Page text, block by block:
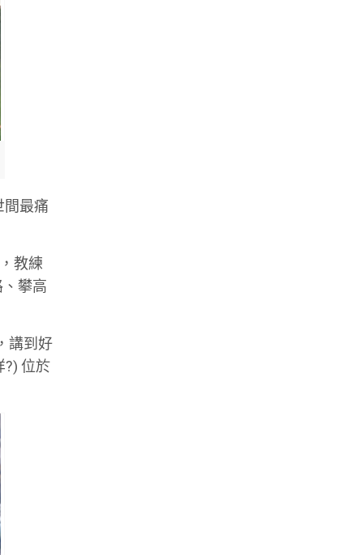
間最痛
教練
攀高
講到好
?) 位於